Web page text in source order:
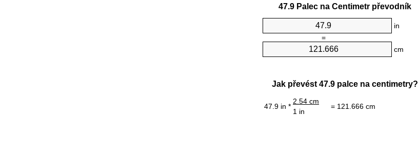
47.9 Palec na Centimetr převodník
in
=
cm
Jak převést 47.9 palce na centimetry?
47.9 in *
2.54 cm
= 121.666 cm
1 in